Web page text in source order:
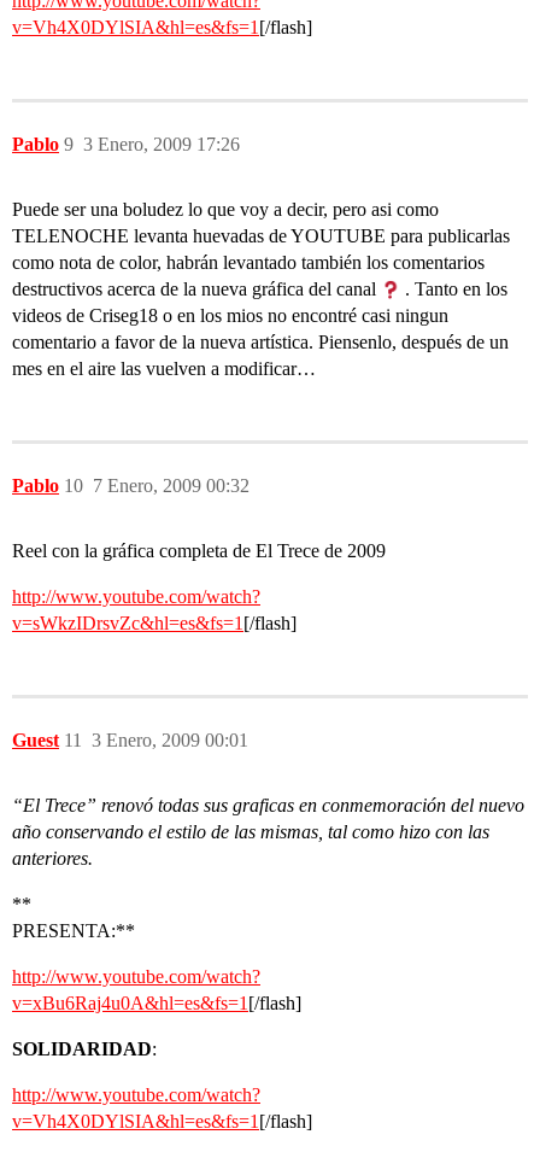
v=Vh4X0DYlSIA&hl=es&fs=1 [/flash]
Pablo 3 Enero, 2009 17:26
9
Puede ser una boludez lo que voy a decir, pero asi como
TELENOCHE levanta huevadas de YOUTUBE para publicarlas
como nota de color, habrán levantado también los comentarios
destructivos acerca de la nueva gráfica del canal
. Tanto en los
videos de Criseg18 o en los mios no encontré casi ningun
comentario a favor de la nueva artística. Piensenlo, después de un
mes en el aire las vuelven a modificar…
Pablo 7 Enero, 2009 00:32
10
Reel con la gráfica completa de El Trece de 2009
http://www.youtube.com/watch?
v=sWkzIDrsvZc&hl=es&fs=1 [/flash]
Guest 3 Enero, 2009 00:01
11
“El Trece” renovó todas sus graficas en conmemoración del nuevo
año conservando el estilo de las mismas, tal como hizo con las
anteriores.
**
PRESENTA:**
http://www.youtube.com/watch?
v=xBu6Raj4u0A&hl=es&fs=1 [/flash]
SOLIDARIDAD:
http://www.youtube.com/watch?
v=Vh4X0DYlSIA&hl=es&fs=1 [/flash]